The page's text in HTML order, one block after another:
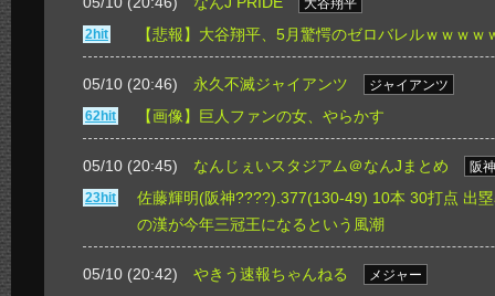
大谷翔平
2hit
【悲報】大谷翔平、5月驚愕のゼロバレルｗｗｗｗ
05/10 (20:46) 永久不滅ジャイアンツ
ジャイアンツ
62hit
【画像】巨人ファンの女、やらかす
05/10 (20:45) なんじぇいスタジアム＠なんJまとめ
阪
23hit
佐藤輝明(阪神????).377(130-49) 10本 30打点 出
の漢が今年三冠王になるという風潮
05/10 (20:42) やきう速報ちゃんねる
メジャー